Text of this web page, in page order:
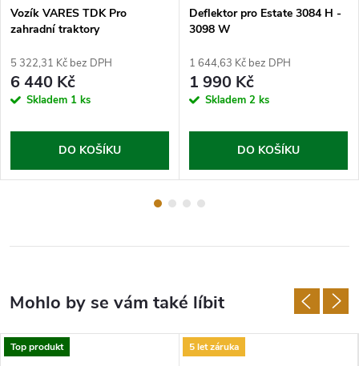
Vozík VARES TDK Pro
zahradní traktory
5 322,31 Kč bez DPH
6 440 Kč
Skladem 1 ks
DO KOŠÍKU
Deflektor pro Estate 3084 H -
3098 W
1 644,63 Kč bez DPH
1 990 Kč
Skladem 2 ks
DO KOŠÍKU
Top produkt 5 let záruka